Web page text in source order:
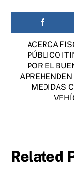
ACERCA
PÚBLICO
POR EL
MEDIDAS
Related